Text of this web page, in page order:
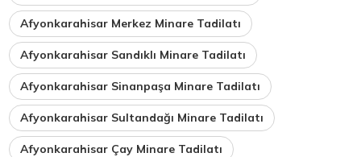
Afyonkarahisar Merkez Minare Tadilatı
Afyonkarahisar Sandıklı Minare Tadilatı
Afyonkarahisar Sinanpaşa Minare Tadilatı
Afyonkarahisar Sultandağı Minare Tadilatı
Afyonkarahisar Çay Minare Tadilatı